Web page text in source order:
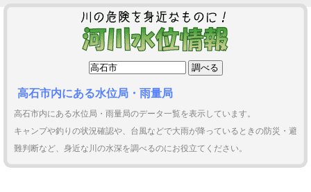
高石市内にある水位局・雨量局
高石市内にある水位局・雨量局のデータ一覧を表示しています。
キャンプや釣りの状況確認や、台風などで大雨が降っているときの防災・避
難判断など、身近な川の水深を調べるのにお役立てください。